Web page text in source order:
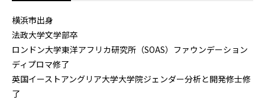
横浜市出身
法政大学文学部卒
ロンドン大学東洋アフリカ研究所（SOAS）ファウンデーション
ディプロマ修了
英国イーストアングリア大学大学院ジェンダー分析と開発修士修
了